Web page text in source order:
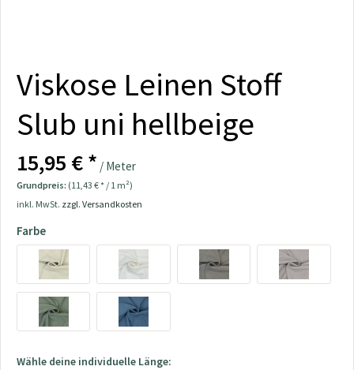
Viskose Leinen Stoff
Slub uni hellbeige
15,95 € * / Meter
Grundpreis: (11,43 € * / 1 m²)
inkl. MwSt. zzgl. Versandkosten
Farbe
Wähle deine individuelle Länge: